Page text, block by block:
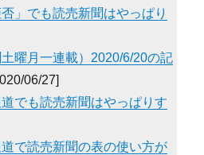
」でも読売新聞はやっぱり
土曜月一連載）2020/6/20の記
06/27]
でも読売新聞はやっぱりす
で読売新聞の表の使い方が